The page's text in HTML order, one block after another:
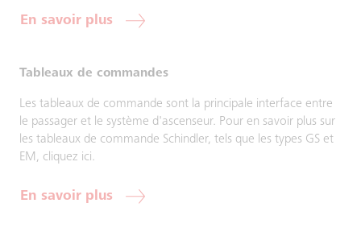
En savoir plus
Tableaux de commandes
Les tableaux de commande sont la principale interface entre
le passager et le système d'ascenseur. Pour en savoir plus sur
les tableaux de commande Schindler, tels que les types GS et
EM, cliquez ici.
En savoir plus